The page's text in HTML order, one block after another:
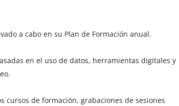
a cabo en su Plan de Formación anual.
en el uso de datos, herramientas digitales y
cursos de formación, grabaciones de sesiones